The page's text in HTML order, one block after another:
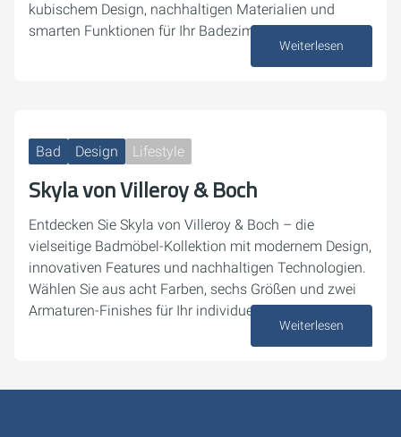
kubischem Design, nachhaltigen Materialien und
smarten Funktionen für Ihr Badezimme
Weiterlesen
Bad Design Lifestyle
Skyla von Villeroy & Boch
Entdecken Sie Skyla von Villeroy & Boch – die
vielseitige Badmöbel-Kollektion mit modernem Design,
innovativen Features und nachhaltigen Technologien.
Wählen Sie aus acht Farben, sechs Größen und zwei
Armaturen-Finishes für Ihr individuelles…
Weiterlesen